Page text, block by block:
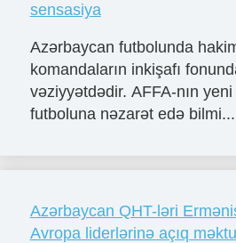
sensasiya
Azərbaycan futbolunda
komandaların inkişafı
vəziyyətdədir. AFFA-nın
futboluna nəzarət edə bilmi...
Azərbaycan QHT-ləri
Avropa liderlərinə açıq